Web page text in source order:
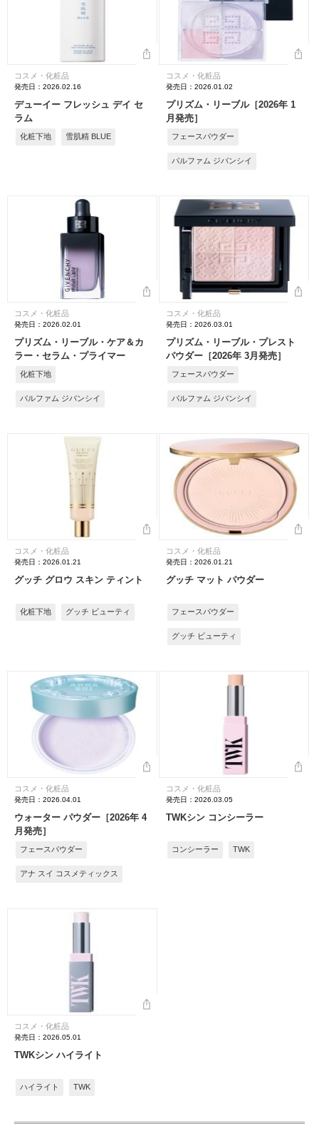
コスメ・化粧品
発売日：2026.02.16
デューイー フレッシュ デイ セ
ラム
化粧下地 雪肌精 BLUE
コスメ・化粧品
発売日：2026.01.02
プリズム・リーブル［2026年 1
月発売］
フェースパウダー
パルファム ジバンシイ
コスメ・化粧品
発売日：2026.02.01
プリズム・リーブル・ケア＆カ
ラー・セラム・プライマー
化粧下地
パルファム ジバンシイ
コスメ・化粧品
発売日：2026.03.01
プリズム・リーブル・プレスト
パウダー［2026年 3月発売］
フェースパウダー
パルファム ジバンシイ
コスメ・化粧品
発売日：2026.01.21
グッチ グロウ スキン ティント
化粧下地 グッチ ビューティ
コスメ・化粧品
発売日：2026.01.21
グッチ マット パウダー
フェースパウダー
グッチ ビューティ
コスメ・化粧品
発売日：2026.04.01
ウォーター パウダー［2026年 4
月発売］
フェースパウダー
アナ スイ コスメティックス
コスメ・化粧品
発売日：2026.03.05
TWKシン コンシーラー
コンシーラー TWK
コスメ・化粧品
発売日：2026.05.01
TWKシン ハイライト
ハイライト TWK